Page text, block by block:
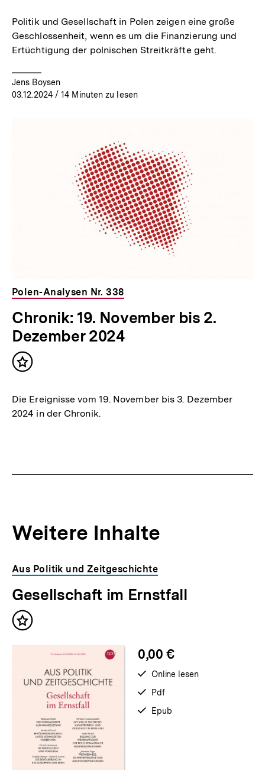
Politik und Gesellschaft in Polen zeigen eine große
Geschlossenheit, wenn es um die Finanzierung und
Ertüchtigung der polnischen Streitkräfte geht.
Jens Boysen
03.12.2024/ 14 Minuten zu lesen
Polen-Analysen Nr. 338
Chronik: 19. November bis 2.
Dezember 2024
Inhalt
Die Ereignisse vom 19. November bis 3. Dezember
2024 in der Chronik.
Weitere Inhalte
Inhaltskarousell
für
weitere
Inhalte
Inhaltskarussell
überspringen
Aus Politik und Zeitgeschichte
Gesellschaft im Ernstfall
Inhalt
0,00 €
verfügbar
Online lesen
verfügbar
Pdf
verfügbar
Epub